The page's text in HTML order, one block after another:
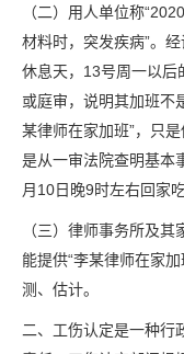
（二）用人单位称
材料时，突发疾病”。
休息天，13号周一以后
或庭审，说明其加班不
某律师在家加班”，只
是从一审法院查明基本
月10日晚9时左右回家
（三）律师事务所及
能提供“李某律师在家
测、估计。
二、工伤认定是一种行